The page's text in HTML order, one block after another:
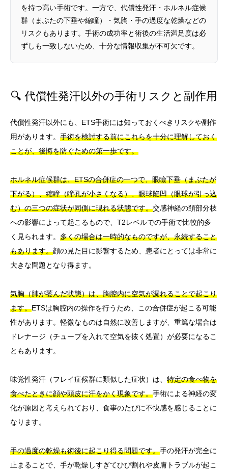
を持つ高い手術です。一方で、代償性発汗・ホルネル症候
群（まぶたの下垂や縮瞳）・気胸・手の過度な乾燥などの
リスクもあります。手術の成功率と術後の生活満足度は必
ずしも一致しないため、十分な情報収集が不可欠です。
🔍 代償性発汗以外の手術リスクと副作用
代償性発汗以外にも、ETS手術には知っておくべきリスクや副作
用があります。 手術を検討する前にこれらを十分に理解しておく
ことが、後悔を防ぐための第一歩です。
ホルネル症候群は、ETSの合併症の一つで、眼瞼下垂（まぶたが
下がる）、縮瞳（瞳孔が小さくなる）、眼球陥凹（眼球が引っ込
む）の三つの症状が同側に現れる状態です。交感神経の頚部分枝
への影響によって起こるもので、T2レベルでの手術で比較的多
く見られます。 多くの場合は一時的なものですが、永続すること
もあります。顔の見た目に影響するため、患者にとっては非常に
大きな問題となり得ます。
気胸（肺が萎んだ状態）は、胸腔内に空気が漏れることで起こり
ます。ETSは胸腔内の操作を行うため、この合併症が起こる可能
性があります。軽微なものは自然に改善しますが、重篤な場合は
ドレナージ（チューブを入れて空気を抜く処置）が必要になるこ
ともあります。
味覚性発汗（フレイ症候群に類似した症状）は、 特定の食べ物を
食べたときに顔や頭皮に汗をかく現象です。手術による神経の変
化が原因と考えられており、食事のたびに不快感を感じることに
なります。
手の過度の乾燥も術後に起こり得る問題です。手の発汗が完全に
止まることで、手が乾燥しすぎてひび割れや皮膚トラブルが起こ